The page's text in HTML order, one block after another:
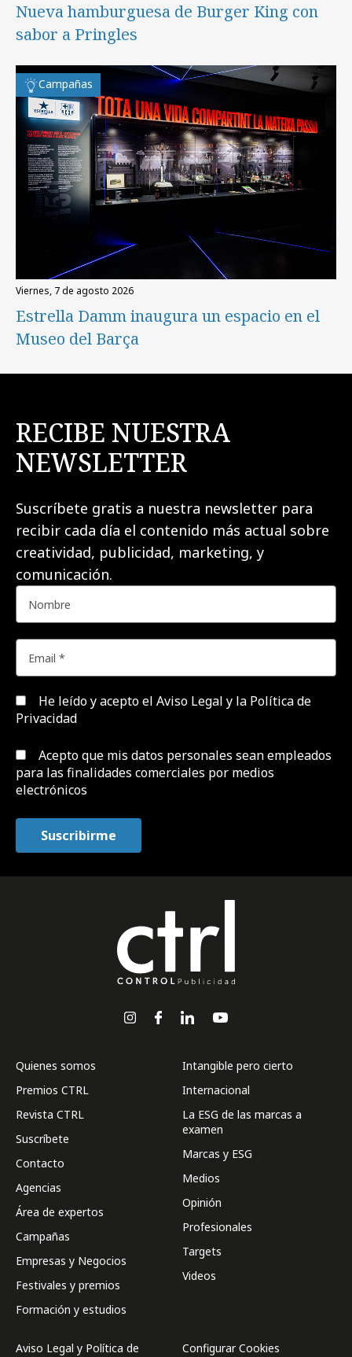
Nueva hamburguesa de Burger King con
sabor a Pringles
Campañas
viernes, 7 de agosto 2026
Estrella Damm inaugura un espacio en el
Museo del Barça
RECIBE NUESTRA
NEWSLETTER
Suscríbete gratis a nuestra newsletter para
recibir cada día el contenido más actual sobre
creatividad, publicidad, marketing, y
comunicación.
He leído y acepto el Aviso Legal y la Política de
Privacidad
Acepto que mis datos personales sean empleados
para las finalidades comerciales por medios
electrónicos
Quienes somos
Premios CTRL
Revista CTRL
Suscríbete
Contacto
Agencias
Área de expertos
Campañas
Empresas y Negocios
Festivales y premios
Formación y estudios
Intangible pero cierto
Internacional
La ESG de las marcas a
examen
Marcas y ESG
Medios
Opinión
Profesionales
Targets
Videos
Aviso Legal y Política de
Configurar Cookies